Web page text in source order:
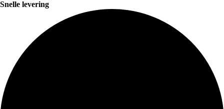
Snelle levering